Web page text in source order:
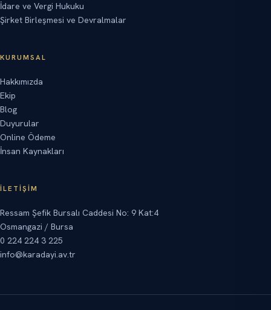
İdare ve Vergi Hukuku
Şirket Birleşmesi ve Devralmalar
KURUMSAL
Hakkımızda
Ekip
Blog
Duyurular
Online Ödeme
İnsan Kaynakları
İLETIŞIM
Ressam Şefik Bursalı Caddesi No: 9 Kat:4
Osmangazi / Bursa
0 224 224 3 225
info@karadayi.av.tr